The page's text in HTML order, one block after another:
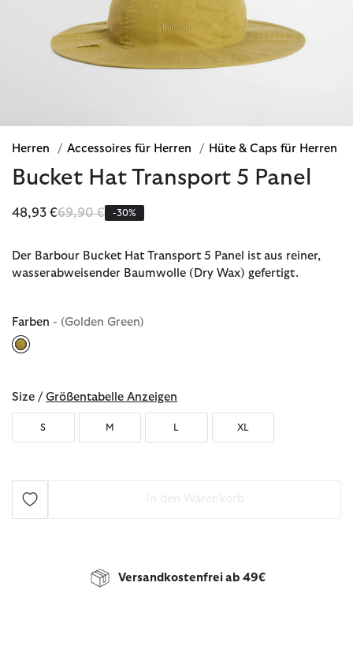
Herren / Accessoires für Herren / Hüte & Caps für Herren
Bucket Hat Transport 5 Panel
48,93 €Reduziert von
69,90 €bis-30%
Der Barbour Bucket Hat Transport 5 Panel ist aus reiner,
wasserabweisender Baumwolle (Dry Wax) gefertigt.
Farben - (Golden Green)
Size / Größentabelle Anzeigen
S M L XL
Versandkostenfrei ab 49€